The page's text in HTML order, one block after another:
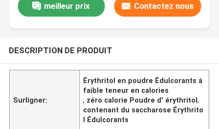
meilleur prix Contactez nous
DESCRIPTION DE PRODUIT
Surligner:
Érythritol en poudre Édulcorants à
faible teneur en calories
, zéro calorie Poudre d' érythritol,
contenant du saccharose Érythrito
l Édulcorants